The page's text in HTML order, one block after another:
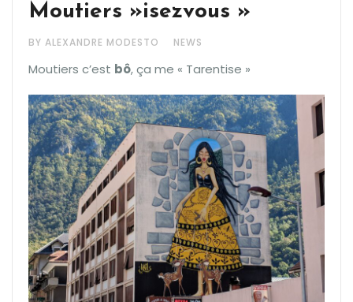
Moutiers »isezvous »
BY ALEXANDRE MODESTO NEWS
Moutiers c’est bô, ça me « Tarentise »